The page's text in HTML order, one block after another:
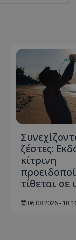
ζέστες:
κίτρινη
τίθεται σε
06.08.2026 -